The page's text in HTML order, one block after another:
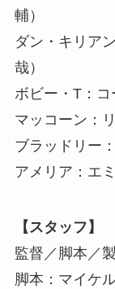
輔）
ダン・キリア
哉）
ボビー・T：コ
マッコーン：
ブラッドリー
アメリア：エ
【スタッフ】
監督／脚本／
脚本：マイケ